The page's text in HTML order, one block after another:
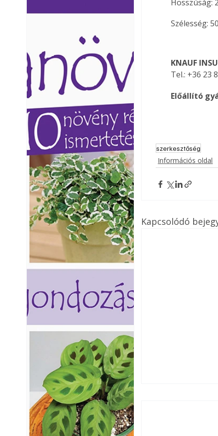
Ezermester
Laptapir kényelmes
Hosszúság:
Szélesség:
KNAUF
Tel.: +36 23
Előállító
szerkesztőség
Információs oldal
Kapcsolódó